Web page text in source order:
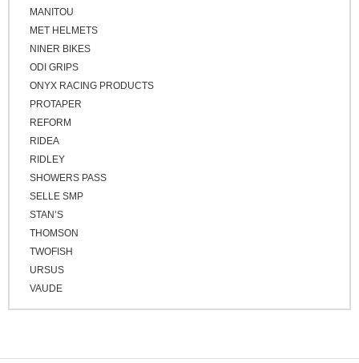
ブロンズ
MANITOU
MET HELMETS
NINER BIKES
ODI GRIPS
ONYX RACING PRODUCTS
PROTAPER
REFORM
RIDEA
RIDLEY
SHOWERS PASS
SELLE SMP
STAN’S
THOMSON
TWOFISH
URSUS
VAUDE